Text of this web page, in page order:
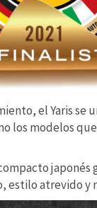
el Yaris se
los modelos
estilo atrevido y